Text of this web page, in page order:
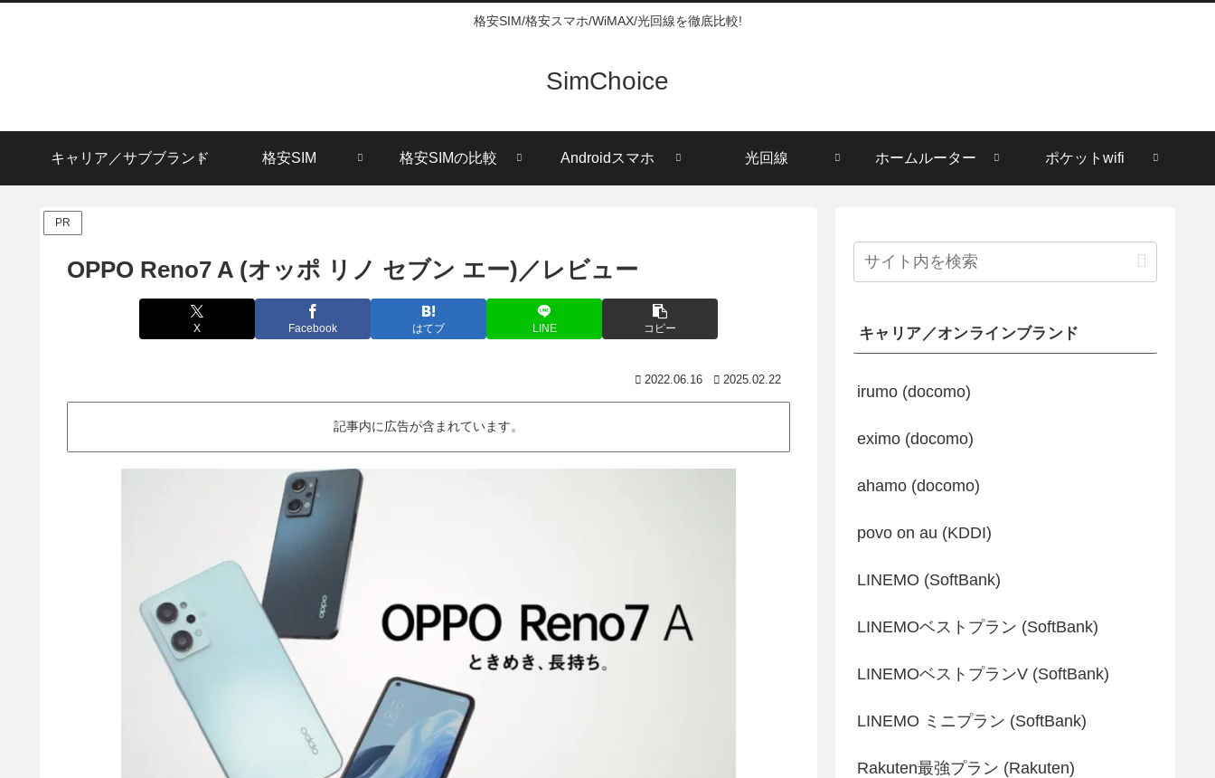
格安SIM/格安スマホ/WiMAX/光回線を徹底比較!
SimChoice
キャリア／サブブランド 格安SIM 格安SIMの比較 Androidスマホ 光回線 ホームルーター ポケットwifi
PR
OPPO Reno7 A (オッポ リノ セブン エー)／レビュー
X Facebook はてブ LINE コピー
2022.06.16 2025.02.22
記事内に広告が含まれています。
キャリア／オンラインブランド
irumo (docomo)
eximo (docomo)
ahamo (docomo)
povo on au (KDDI)
LINEMO (SoftBank)
LINEMOベストプラン (SoftBank)
LINEMOベストプランV (SoftBank)
LINEMO ミニプラン (SoftBank)
Rakuten最強プラン (Rakuten)